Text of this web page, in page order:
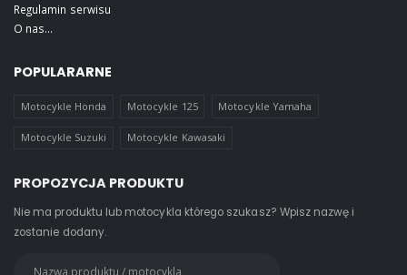
Regulamin serwisu
O nas...
POPULARARNE
Motocykle Honda Motocykle 125 Motocykle Yamaha
Motocykle Suzuki Motocykle Kawasaki
PROPOZYCJA PRODUKTU
Nie ma produktu lub motocykla którego szukasz? Wpisz nazwę i
zostanie dodany.